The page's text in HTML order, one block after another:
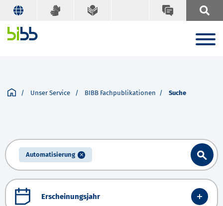
Unser Service BIBB Fachpublikationen Suche
Automatisierung
Erscheinungsjahr